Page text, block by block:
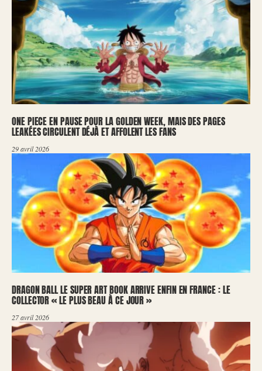
ONE PIECE EN PAUSE POUR LA GOLDEN WEEK, MAIS DES PAGES
LEAKÉES CIRCULENT DÉJÀ ET AFFOLENT LES FANS
29 avril 2026
DRAGON BALL LE SUPER ART BOOK ARRIVE ENFIN EN FRANCE : LE
COLLECTOR « LE PLUS BEAU À CE JOUR »
27 avril 2026